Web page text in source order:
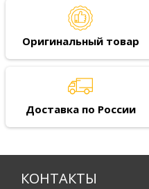
Оригинальный товар
Доставка по России
КОНТАКТЫ